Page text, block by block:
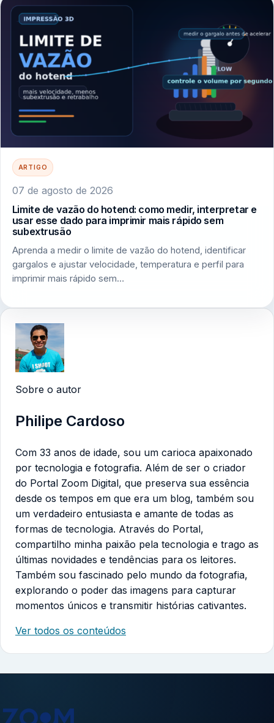
ARTIGO
07 de agosto de 2026
Limite de vazão do hotend: como medir, interpretar e
usar esse dado para imprimir mais rápido sem
subextrusão
Aprenda a medir o limite de vazão do hotend, identificar
gargalos e ajustar velocidade, temperatura e perfil para
imprimir mais rápido sem…
Sobre o autor
Philipe Cardoso
Com 33 anos de idade, sou um carioca apaixonado
por tecnologia e fotografia. Além de ser o criador
do Portal Zoom Digital, que preserva sua essência
desde os tempos em que era um blog, também sou
um verdadeiro entusiasta e amante de todas as
formas de tecnologia. Através do Portal,
compartilho minha paixão pela tecnologia e trago as
últimas novidades e tendências para os leitores.
Também sou fascinado pelo mundo da fotografia,
explorando o poder das imagens para capturar
momentos únicos e transmitir histórias cativantes.
Ver todos os conteúdos